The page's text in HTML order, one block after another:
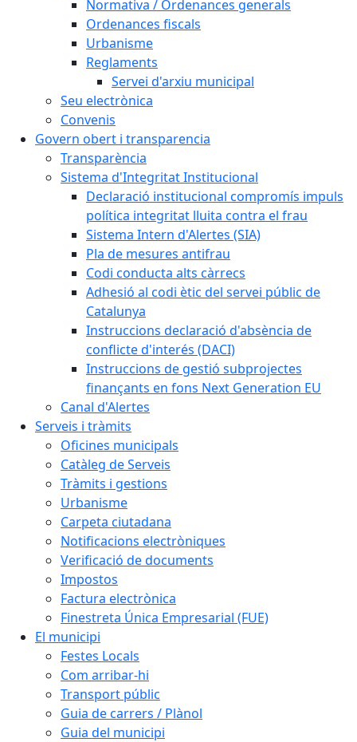
Normativa / Ordenances generals
Ordenances fiscals
Urbanisme
Reglaments
Servei d'arxiu municipal
Seu electrònica
Convenis
Govern obert i transparencia
Transparència
Sistema d'Integritat Institucional
Declaració institucional compromís impuls
política integritat lluita contra el frau
Sistema Intern d'Alertes (SIA)
Pla de mesures antifrau
Codi conducta alts càrrecs
Adhesió al codi ètic del servei públic de
Catalunya
Instruccions declaració d'absència de
conflicte d'interés (DACI)
Instruccions de gestió subprojectes
finançants en fons Next Generation EU
Canal d'Alertes
Serveis i tràmits
Oficines municipals
Catàleg de Serveis
Tràmits i gestions
Urbanisme
Carpeta ciutadana
Notificacions electròniques
Verificació de documents
Impostos
Factura electrònica
Finestreta Única Empresarial (FUE)
El municipi
Festes Locals
Com arribar-hi
Transport públic
Guia de carrers / Plànol
Guia del municipi